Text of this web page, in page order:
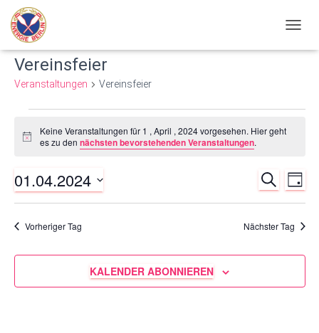
Vereinsfeier
Veranstaltungen Vereinsfeier
Veranstaltungen
1
,
April
,
Hinweis
Keine Veranstaltungen für 1 , April , 2024 vorgesehen. Hier geht
es zu den nächsten bevorstehenden Veranstaltungen.
Such-
und
SUCHE
TAG
01.04.2024
Vorheriger Tag Nächster Tag
KALENDER ABONNIEREN